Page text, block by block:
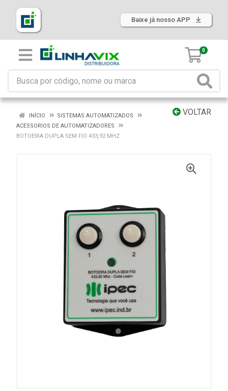
Baixe já nosso APP
0
VOLTAR
INÍCIO
SISTEMAS AUTOMATIZADOS
ACESSORIOS DE AUTOMATIZADORES
BOTOEIRA DUPLA SEM FIO 433,92 MHZ